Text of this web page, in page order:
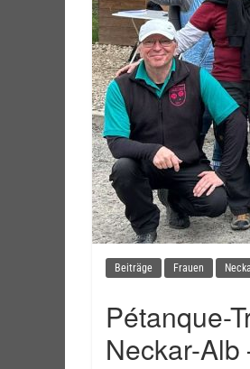
Beiträge Frauen
Pétanque-
Neckar-